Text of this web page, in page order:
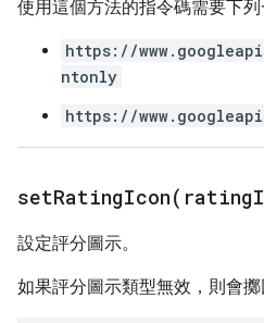
使用這個方法的指令碼需要下
https://
ntonly
https://
setRatingIcon( rating
設定評分圖示。
如果評分圖示類型無效，則會擲